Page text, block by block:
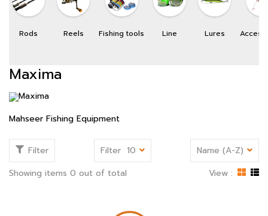
Rods Reels Fishing tools Line Lures
Maxima
Mahseer Fishing Equipment
Showing items 0 out of total View :
Filter Filter 10 Name (A-Z)